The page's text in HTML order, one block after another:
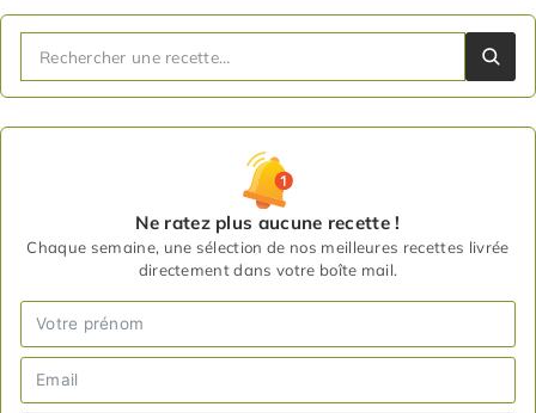
Ne ratez plus aucune recette !
Chaque semaine, une sélection de nos meilleures recettes livrée
directement dans votre boîte mail.